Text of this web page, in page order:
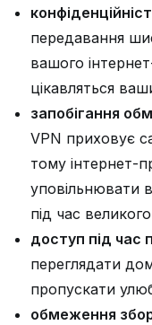
передавання
вашого
цікавляться
запобігання
VPN приховує
тому інтернет-
уповільнювати
під час
доступ під час
переглядати
пропускати
обмеження